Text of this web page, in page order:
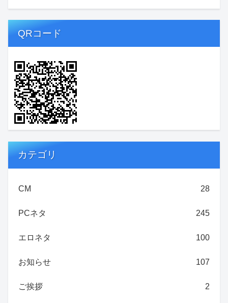
QRコード
カテゴリ
CM 28
PCネタ 245
エロネタ 100
お知らせ 107
ご挨拶 2